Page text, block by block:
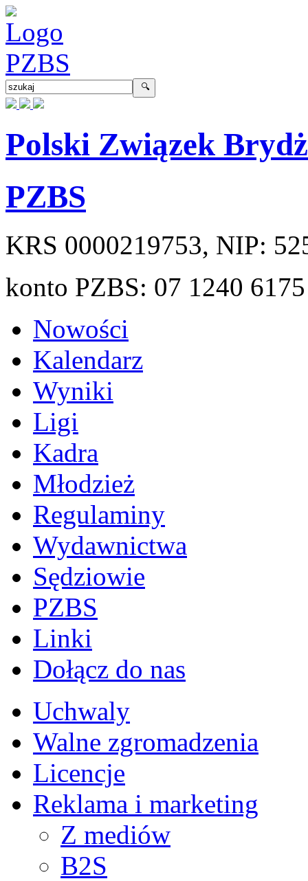
Polski Związek
PZBS
KRS 0000219753, NIP:
konto PZBS: 07 1240
Nowości
Kalendarz
Wyniki
Ligi
Kadra
Młodzież
Regulaminy
Wydawnictwa
Sędziowie
PZBS
Linki
Dołącz do nas
Uchwaly
Walne zgromadzenia
Licencje
Reklama i marketing
Z mediów
B2S